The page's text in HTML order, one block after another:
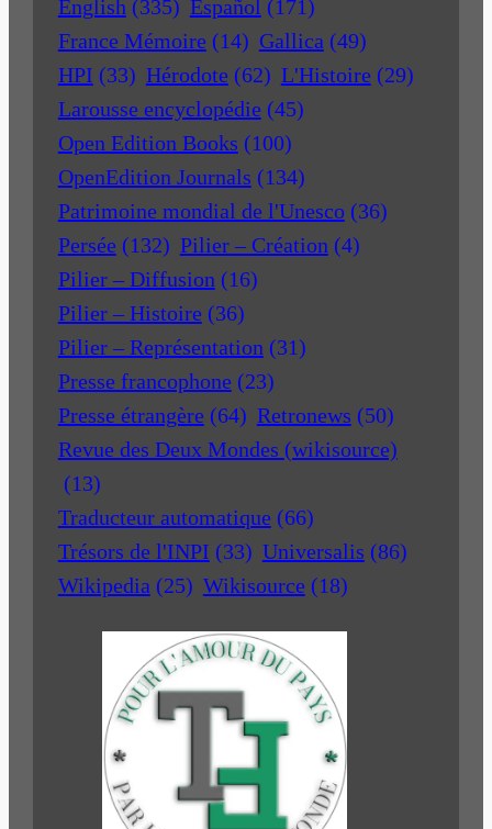
English (335) Español (171)
France Mémoire (14) Gallica (49)
HPI (33) Hérodote (62) L'Histoire (29)
Larousse encyclopédie (45)
Open Edition Books (100)
OpenEdition Journals (134)
Patrimoine mondial de l'Unesco (36)
Persée (132) Pilier – Création (4)
Pilier – Diffusion (16)
Pilier – Histoire (36)
Pilier – Représentation (31)
Presse francophone (23)
Presse étrangère (64) Retronews (50)
Revue des Deux Mondes (wikisource)
(13)
Traducteur automatique (66)
Trésors de l'INPI (33) Universalis (86)
Wikipedia (25) Wikisource (18)